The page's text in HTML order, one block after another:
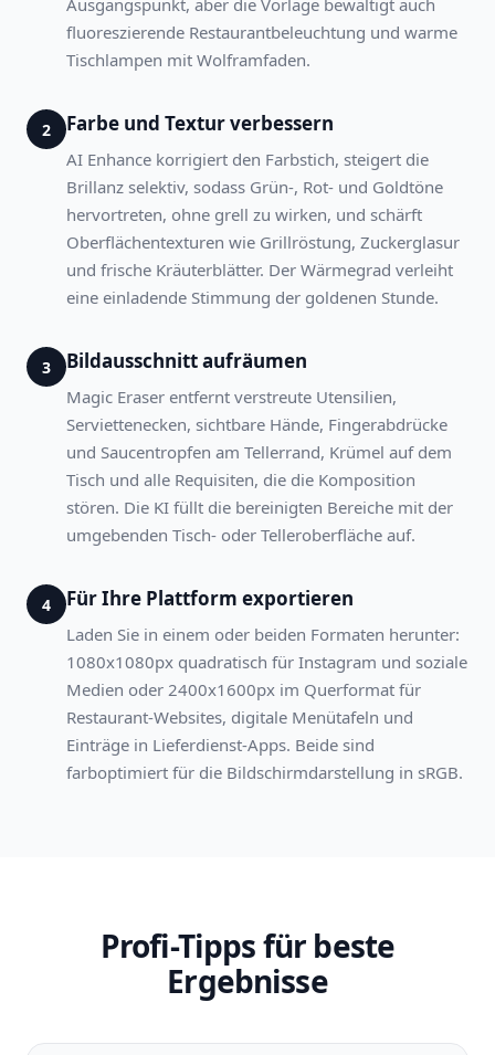
Ausgangspunkt, aber die Vorlage bewältigt auch
fluoreszierende Restaurantbeleuchtung und warme
Tisch­lampen mit Wolframfaden.
2 Farbe und Textur verbessern
AI Enhance korrigiert den Farbstich, steigert die
Brillanz selektiv, sodass Grün-, Rot- und Goldtöne
hervortreten, ohne grell zu wirken, und schärft
Oberflächentexturen wie Grillröstung, Zuckerglasur
und frische Kräuterblätter. Der Wärmegrad verleiht
eine einladende Stimmung der goldenen Stunde.
3 Bildausschnitt aufräumen
Magic Eraser entfernt verstreute Utensilien,
Serviettenecken, sichtbare Hände, Fingerabdrücke
und Saucentropfen am Tellerrand, Krümel auf dem
Tisch und alle Requisiten, die die Komposition
stören. Die KI füllt die bereinigten Bereiche mit der
umgebenden Tisch- oder Telleroberfläche auf.
4 Für Ihre Plattform exportieren
Laden Sie in einem oder beiden Formaten herunter:
1080x1080px quadratisch für Instagram und soziale
Medien oder 2400x1600px im Querformat für
Restaurant-Websites, digitale Menütafeln und
Einträge in Lieferdienst-Apps. Beide sind
farboptimiert für die Bildschirmdarstellung in sRGB.
Profi-Tipps für beste
Ergebnisse